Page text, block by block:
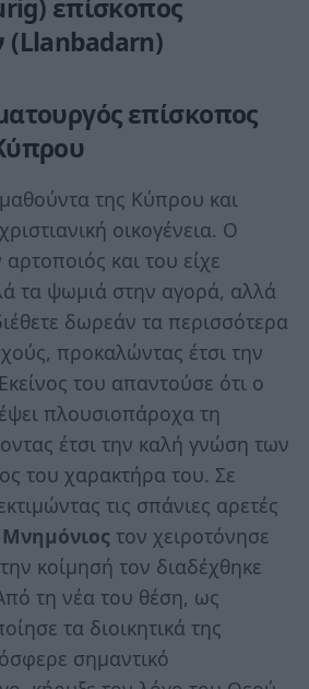
επίσκοπος
(Llanbadarn)
επίσκοπος
της Κύπρου και
οικογένεια. Ο
και του είχε
τα ψωμιά στην αγορά, αλλά
δωρεάν τα περισσότερα
προκαλώντας έτσι την
του απαντούσε ότι ο
πλουσιοπάροχα τη
έτσι την καλή γνώση των
του χαρακτήρα του. Σε
τις σπάνιες αρετές
Μνημόνιος τον χειροτόνησε
κοίμησή τον διαδέχθηκε
τη νέα του θέση, ως
τα διοικητικά της
σημαντικό